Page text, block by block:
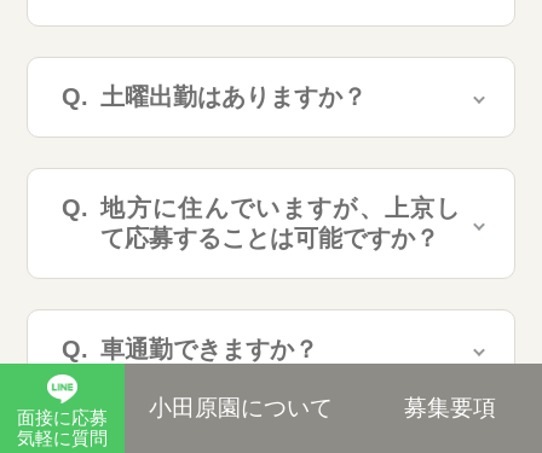
面接に応募
気軽に質問
小田原園について 募集要項
土曜出勤はありますか？
地方に住んでいますが、上京し
て応募することは可能ですか？
車通勤できますか？